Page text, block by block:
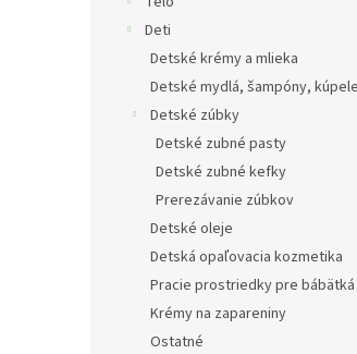
Deti
Detské krémy a mlieka
Detské mydlá, šampóny, kúpele
Detské zúbky
Detské zubné pasty
Detské zubné kefky
Prerezávanie zúbkov
Detské oleje
Detská opaľovacia kozmetika
Pracie prostriedky pre bábätká
Krémy na zapareniny
Ostatné